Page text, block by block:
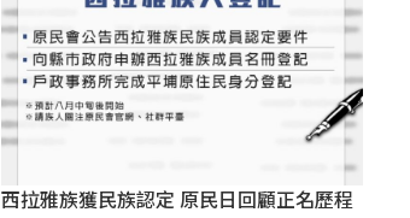
西拉雅族獲民族認定 原民日回顧正名歷程